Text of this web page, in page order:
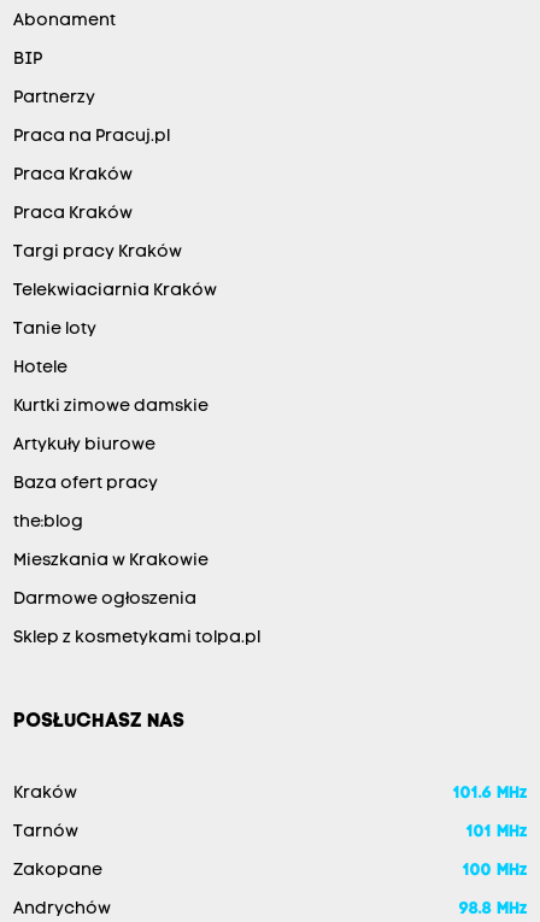
Abonament
BIP
Partnerzy
Praca na Pracuj.pl
Praca Kraków
Praca Kraków
Targi pracy Kraków
Telekwiaciarnia Kraków
Tanie loty
Hotele
Kurtki zimowe damskie
Artykuły biurowe
Baza ofert pracy
the:blog
Mieszkania w Krakowie
Darmowe ogłoszenia
Sklep z kosmetykami tolpa.pl
POSŁUCHASZ NAS
Kraków 101.6 MHz
Tarnów 101 MHz
Zakopane 100 MHz
Andrychów 98.8 MHz